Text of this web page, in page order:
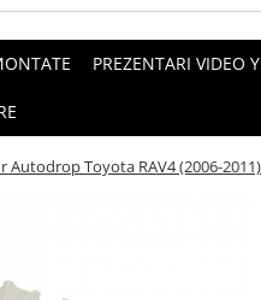
PREZENTARI VIDEO
Autodrop Toyota RAV4 (2006-